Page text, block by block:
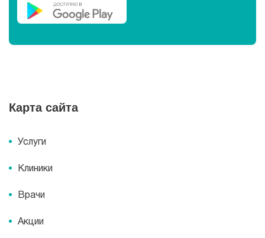
Карта сайта
Услуги
Клиники
Врачи
Акции